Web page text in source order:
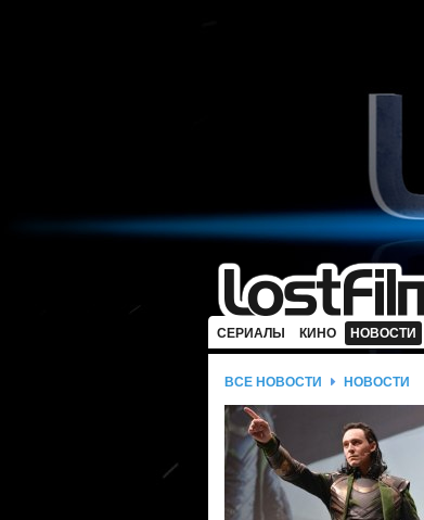
СЕРИАЛЫ КИНО НОВОСТИ
ВСЕ НОВОСТИ НОВОСТИ